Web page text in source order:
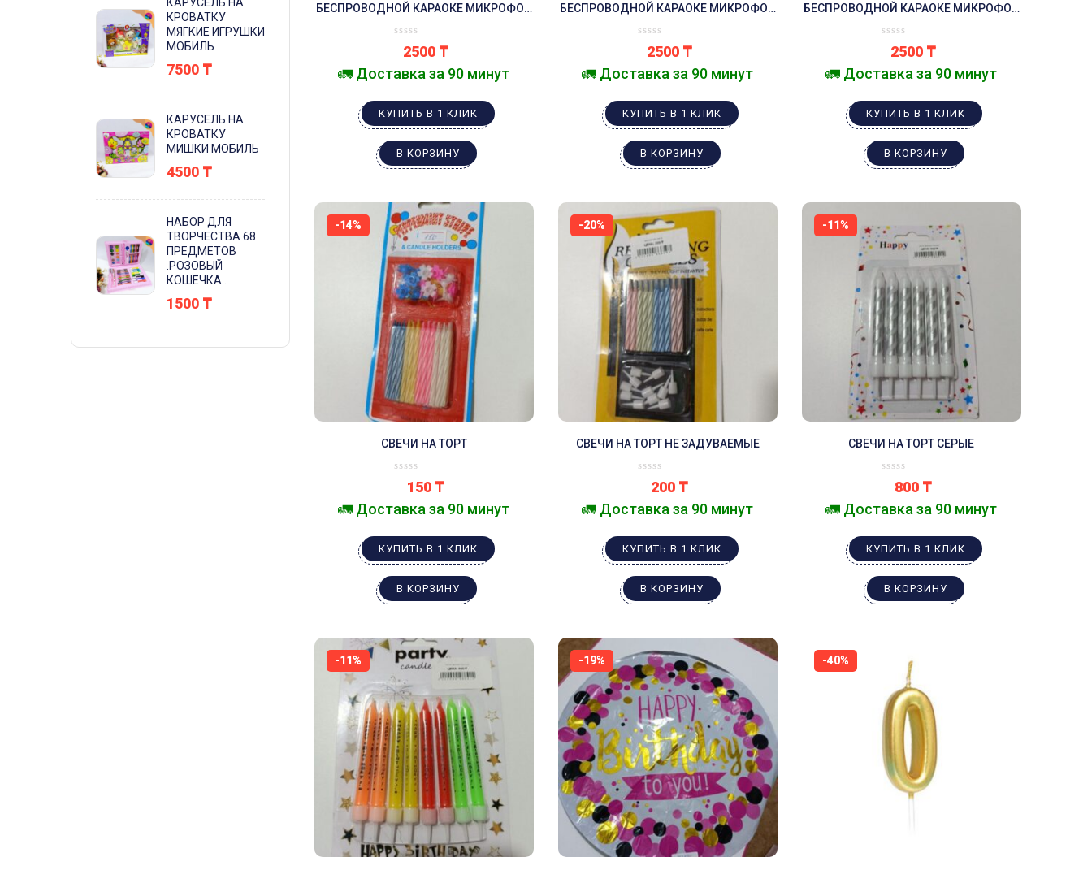
КРОВАТКУ
МЯГКИЕ ИГРУШКИ
МОБИЛЬ
7500 ₸
КАРУСЕЛЬ НА
КРОВАТКУ
МИШКИ МОБИЛЬ
4500 ₸
НАБОР ДЛЯ
ТВОРЧЕСТВА 68
ПРЕДМЕТОВ
.РОЗОВЫЙ
КОШЕЧКА .
1500 ₸
БЕСПРОВОДНОЙ КАРАОКЕ МИКРОФОН
МИКРОФОНОМ МИКРОФОН БЛЮТУЗ
2500 ₸
🚛 Доставка за 90 минут
КУПИТЬ В 1 КЛИК
В КОРЗИНУ
БЕСПРОВОДНОЙ КАРАОКЕ МИКРОФОН
МИКРОФОНОМ МИКРОФОН БЛЮТУЗ
2500 ₸
🚛 Доставка за 90 минут
КУПИТЬ В 1 КЛИК
В КОРЗИНУ
БЕСПРОВОДНОЙ КАРАОКЕ МИКРОФОН
МИКРОФОНОМ МИКРОФОН БЛЮТУЗ
2500 ₸
🚛 Доставка за 90 минут
КУПИТЬ В 1 КЛИК
В КОРЗИНУ
-14%
СВЕЧИ НА ТОРТ
150 ₸
🚛 Доставка за 90 минут
КУПИТЬ В 1 КЛИК
В КОРЗИНУ
-20%
СВЕЧИ НА ТОРТ НЕ ЗАДУВАЕМЫЕ
200 ₸
🚛 Доставка за 90 минут
КУПИТЬ В 1 КЛИК
В КОРЗИНУ
-11%
СВЕЧИ НА ТОРТ СЕРЫЕ
800 ₸
🚛 Доставка за 90 минут
КУПИТЬ В 1 КЛИК
В КОРЗИНУ
-11% -19% -40%